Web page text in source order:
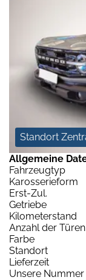
Standort
Allgemeine
Fahrzeugtyp
Karosserieform
Erst-Zul.
Getriebe
Kilometerstand
Anzahl der Türen
Farbe
Standort
Lieferzeit
Unsere Nummer